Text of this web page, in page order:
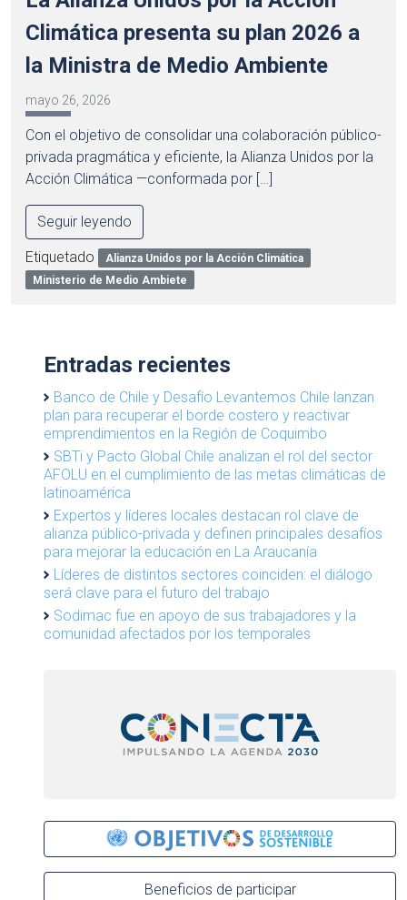
Climática presenta su plan 2026 a
la Ministra de Medio Ambiente
mayo 26, 2026
Con el objetivo de consolidar una colaboración público-
privada pragmática y eficiente, la Alianza Unidos por la
Acción Climática —conformada por […]
Seguir leyendo
Etiquetado
Alianza Unidos por la Acción Climática
Ministerio de Medio Ambiete
Entradas recientes
Banco de Chile y Desafío Levantemos Chile lanzan
plan para recuperar el borde costero y reactivar
emprendimientos en la Región de Coquimbo
SBTi y Pacto Global Chile analizan el rol del sector
AFOLU en el cumplimiento de las metas climáticas de
latinoamérica
Expertos y líderes locales destacan rol clave de
alianza público-privada y definen principales desafíos
para mejorar la educación en La Araucanía
Líderes de distintos sectores coinciden: el diálogo
será clave para el futuro del trabajo
Sodimac fue en apoyo de sus trabajadores y la
comunidad afectados por los temporales
Beneficios de participar